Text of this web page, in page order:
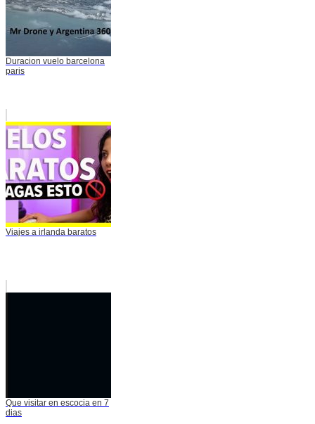
Duracion vuelo barcelona
paris
Viajes a irlanda baratos
Que visitar en escocia en 7
dias